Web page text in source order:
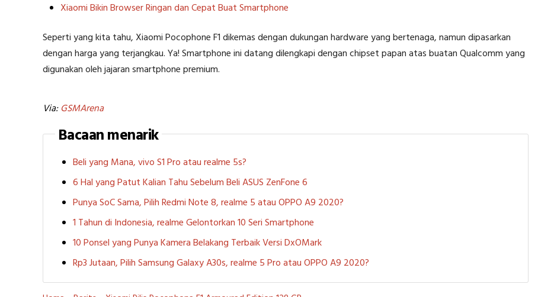
Xiaomi Bikin Browser Ringan dan Cepat Buat Smartphone
Seperti yang kita tahu, Xiaomi Pocophone F1 dikemas dengan dukungan hardware yang bertenaga, namun dipasarkan
dengan harga yang terjangkau. Ya! Smartphone ini datang dilengkapi dengan chipset papan atas buatan Qualcomm yang
digunakan oleh jajaran smartphone premium.
Via:GSMArena
Bacaan menarik
Beli yang Mana, vivo S1 Pro atau realme 5s?
6 Hal yang Patut Kalian Tahu Sebelum Beli ASUS ZenFone 6
Punya SoC Sama, Pilih Redmi Note 8, realme 5 atau OPPO A9 2020?
1 Tahun di Indonesia, realme Gelontorkan 10 Seri Smartphone
10 Ponsel yang Punya Kamera Belakang Terbaik Versi DxOMark
Rp3 Jutaan, Pilih Samsung Galaxy A30s, realme 5 Pro atau OPPO A9 2020?